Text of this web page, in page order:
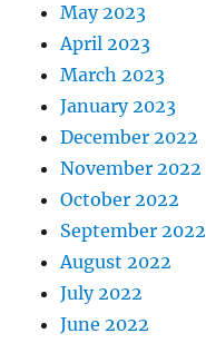
May 2023
April 2023
March 2023
January 2023
December 2022
November 2022
October 2022
September 2022
August 2022
July 2022
June 2022